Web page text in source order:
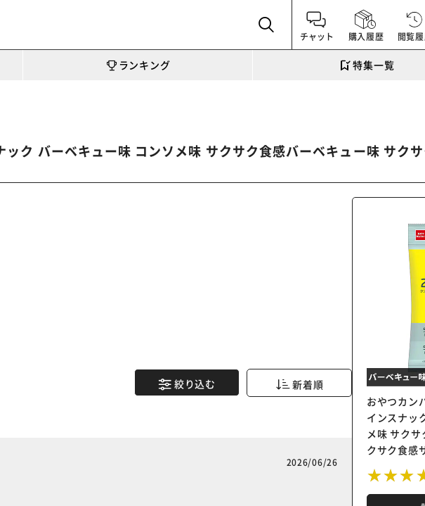
チャット 購入履歴 閲覧
ランキング 特集一覧
ク バーベキュー味 コンソメ味 サクサク食感バーベキュー味 サク
おやつカン
インスナッ
メ味 サク
クサク食感
絞り込む 新着順
2026/06/26